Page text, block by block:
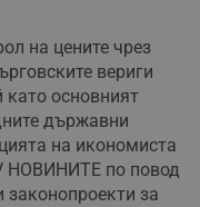
на цените чрез
вериги
основният
държавни
на икономиста
НОВИНИТЕ по повод
законопроекти за